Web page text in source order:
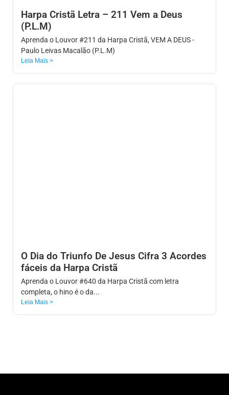
Harpa Cristã Letra – 211 Vem a Deus
(P.L.M)
Aprenda o Louvor #211 da Harpa Cristã, VEM A DEUS -
Paulo Leivas Macalão (P.L.M)
Leia Mais >
O Dia do Triunfo De Jesus Cifra 3 Acordes
fáceis da Harpa Cristã
Aprenda o Louvor #640 da Harpa Cristã com letra
completa, o hino é o da...
Leia Mais >